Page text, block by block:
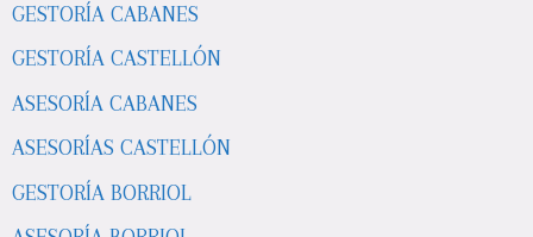
GESTORÍA CABANES
GESTORÍA CASTELLÓN
ASESORÍA CABANES
ASESORÍAS CASTELLÓN
GESTORÍA BORRIOL